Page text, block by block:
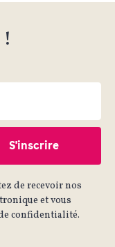
de recevoir nos
et vous
confidentialité.